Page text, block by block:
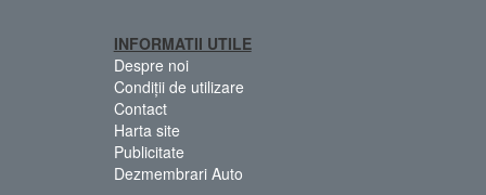
INFORMATII UTILE
Despre noi
Condiții de utilizare
Contact
Harta site
Publicitate
Dezmembrari Auto